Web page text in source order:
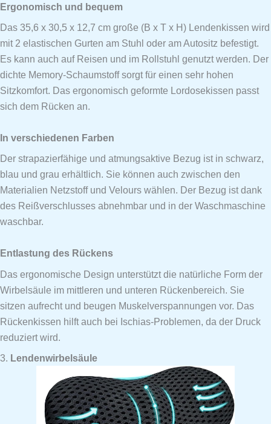
Ergonomisch und bequem
Das 35,6 x 30,5 x 12,7 cm große (B x T x H) Lendenkissen wird
mit 2 elastischen Gurten am Stuhl oder am Autositz befestigt.
Es kann auch auf Reisen und im Rollstuhl genutzt werden. Der
dichte Memory-Schaumstoff sorgt für einen sehr hohen
Sitzkomfort. Das ergonomisch geformte Lordosekissen passt
sich dem Rücken an.
In verschiedenen Farben
Der strapazierfähige und atmungsaktive Bezug ist in schwarz,
blau und grau erhältlich. Sie können auch zwischen den
Materialien Netzstoff und Velours wählen. Der Bezug ist dank
des Reißverschlusses abnehmbar und in der Waschmaschine
waschbar.
Entlastung des Rückens
Das ergonomische Design unterstützt die natürliche Form der
Wirbelsäule im mittleren und unteren Rückenbereich. Sie
sitzen aufrecht und beugen Muskelverspannungen vor. Das
Rückenkissen hilft auch bei Ischias-Problemen, da der Druck
reduziert wird.
3. Lendenwirbelsäule